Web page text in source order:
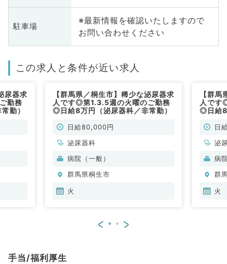
駐車場
※最新情報を確認いたしますので
お問い合わせください
この求人と条件が近い求人
尿器求
勤務
勤）
【群馬県／桐生市】稀少な泌尿器求
人です◎第1.3.5週の火曜のご勤務
◎日給8万円（泌尿器科／非常勤）
日給80,000円
泌尿器科
病院（一般）
群馬県桐生市
火
【群
人です
◎日給8
日
泌
病
群
火
< >
手当/福利厚生